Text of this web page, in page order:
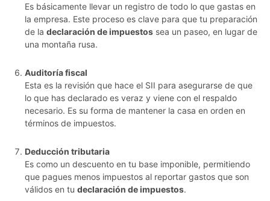
Es básicamente llevar un registro de todo lo que gastas en
la empresa. Este proceso es clave para que tu preparación
de la declaración de impuestos sea un paseo, en lugar de
una montaña rusa.
Auditoría fiscal
Esta es la revisión que hace el SII para asegurarse de que
lo que has declarado es veraz y viene con el respaldo
necesario. Es su forma de mantener la casa en orden en
términos de impuestos.
Deducción tributaria
Es como un descuento en tu base imponible, permitiendo
que pagues menos impuestos al reportar gastos que son
válidos en tu declaración de impuestos.